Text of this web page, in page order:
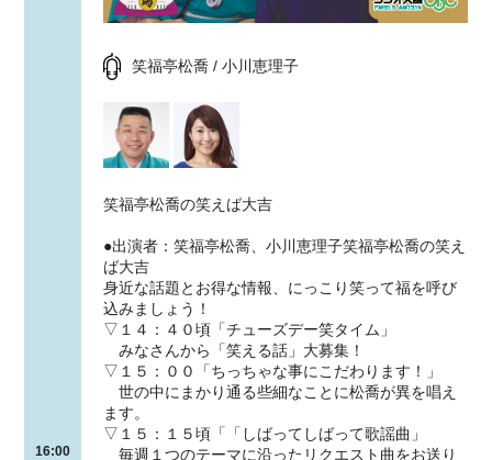
16:00
笑福亭松喬 / 小川恵理子
笑福亭松喬の笑えば大吉
●出演者：笑福亭松喬、小川恵理子笑福亭松喬の笑え
ば大吉
身近な話題とお得な情報、にっこり笑って福を呼び
込みましょう！
▽１４：４０頃「チューズデー笑タイム」
みなさんから「笑える話」大募集！
▽１５：００「ちっちゃな事にこだわります！」
世の中にまかり通る些細なことに松喬が異を唱え
ます。
▽１５：１５頃「「しばってしばって歌謡曲」
毎週１つのテーマに沿ったリクエスト曲をお送り